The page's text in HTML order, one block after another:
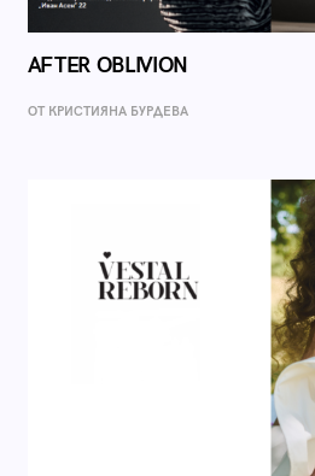
AFTER OBLIVION
ОТ КРИСТИЯНА БУРДЕВА